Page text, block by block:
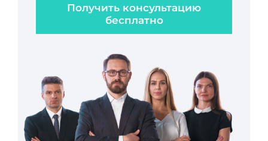
Получить консультацию
бесплатно